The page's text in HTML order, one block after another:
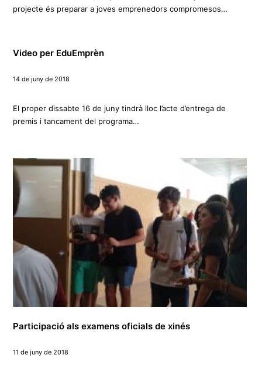
projecte és preparar a joves emprenedors compromesos…
Video per EduEmprèn
14 de juny de 2018
El proper dissabte 16 de juny tindrà lloc l’acte d’entrega de
premis i tancament del programa…
Participació als examens oficials de xinés
11 de juny de 2018